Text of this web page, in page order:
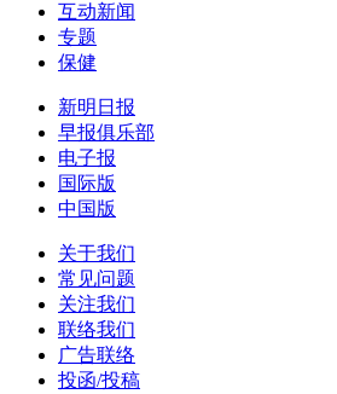
互动新闻
专题
保健
新明日报
早报俱乐部
电子报
国际版
中国版
关于我们
常见问题
关注我们
联络我们
广告联络
投函/投稿